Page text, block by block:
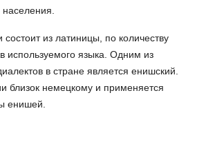
из латиницы, по количеству
используемого языка. Одним из
в стране является енишский.
близок немецкому и применяется
енишей.